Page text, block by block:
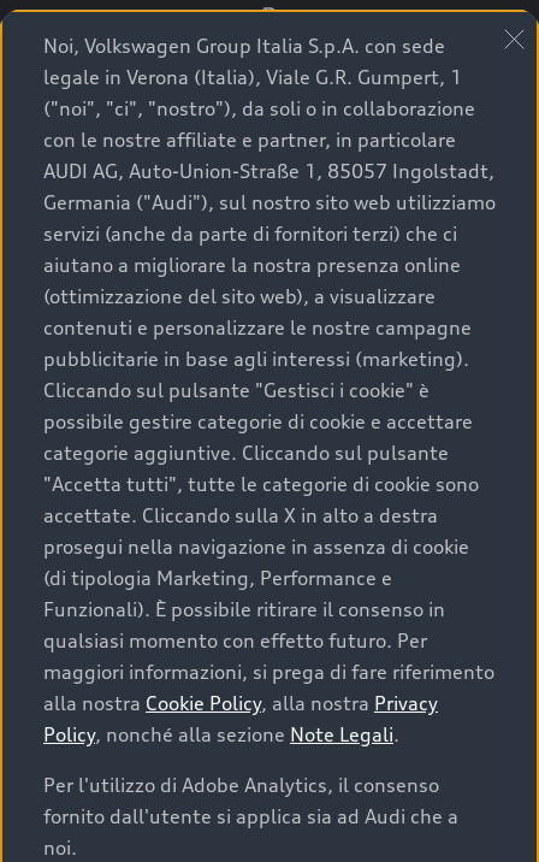
3
A breve verrai ricontattato dal Customer Care
Audi Center o direttamente dal Concessionario
che ti supporterà per finalizzare la tua richiesta.
La qualità di acquistare
un’auto usata Audi
Scegliere un’auto usata è una decisione che coniuga
convenienza, affidabilità e sostenibilità. Per fare un
acquisto sicuro, è essenziale considerare aspetti
determinanti come la garanzia inclusa e l’affidabilità del
marchio. Audi offre l’auto usata perfetta tramite Audi
Prima Scelta :plus
Cosa sapere prima di
acquistare la tua prossima
auto
I requisiti fondamentali da considerare prima di
acquistare un’auto usata, oltre al prezzo e all'aspetto,
Noi, Volkswagen Group Italia S.p.A. con sede
legale in Verona (Italia), Viale G.R. Gumpert, 1
("noi", "ci", "nostro"), da soli o in collaborazione
con le nostre affiliate e partner, in particolare
AUDI AG, Auto-Union-Straße 1, 85057 Ingolstadt,
Germania ("Audi"), sul nostro sito web utilizziamo
servizi (anche da parte di fornitori terzi) che ci
aiutano a migliorare la nostra presenza online
(ottimizzazione del sito web), a visualizzare
contenuti e personalizzare le nostre campagne
pubblicitarie in base agli interessi (marketing).
Cliccando sul pulsante "Gestisci i cookie" è
possibile gestire categorie di cookie e accettare
categorie aggiuntive. Cliccando sul pulsante
"Accetta tutti", tutte le categorie di cookie sono
accettate. Cliccando sulla X in alto a destra
prosegui nella navigazione in assenza di cookie
(di tipologia Marketing, Performance e
Funzionali). È possibile ritirare il consenso in
qualsiasi momento con effetto futuro. Per
maggiori informazioni, si prega di fare riferimento
alla nostra Cookie Policy, alla nostra Privacy
Policy, nonché alla sezione Note Legali.
Per l'utilizzo di Adobe Analytics, il consenso
fornito dall'utente si applica sia ad Audi che a
noi.